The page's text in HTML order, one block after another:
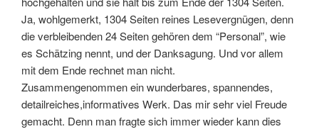
Ja, wohlgemerkt, 1304 Seiten reines Lesevergnügen, denn
die verbleibenden 24 Seiten gehören dem “Personal”, wie
es Schätzing nennt, und der Danksagung. Und vor allem
mit dem Ende rechnet man nicht.
Zusammengenommen ein wunderbares, spannendes,
detailreiches,informatives Werk. Das mir sehr viel Freude
gemacht. Denn man fragte sich immer wieder kann dies